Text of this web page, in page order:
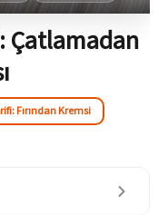
Çatlamadan
Fırından Kremsi